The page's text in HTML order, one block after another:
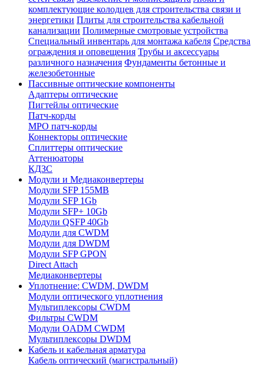
комплектующие колодцев для строительства связи и
энергетики Плиты для строительства кабельной
канализации Полимерные смотровые устройства
Специальный инвентарь для монтажа кабеля Средства
ограждения и оповещения Трубы и аксессуары
различного назначения Фундаменты бетонные и
железобетонные
Пассивные оптические компоненты
Адаптеры оптические
Пигтейлы оптические
Патч-корды
MPO патч-корды
Коннекторы оптические
Сплиттеры оптические
Аттенюаторы
КДЗС
Модули и Медиаконвертеры
Модули SFP 155MB
Модули SFP 1Gb
Модули SFP+ 10Gb
Модули QSFP 40Gb
Модули для CWDM
Модули для DWDM
Модули SFP GPON
Direct Attach
Медиаконвертеры
Уплотнение: CWDM, DWDM
Модули оптического уплотнения
Мультиплексоры CWDM
Фильтры CWDM
Модули OADM CWDM
Мультиплексоры DWDM
Кабель и кабельная арматура
Кабель оптический (магистральный)